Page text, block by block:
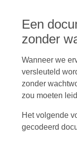
Een
zonder
Wanneer we
versleuteld
zonder
zou moeten
Het volgende
gecodeerd